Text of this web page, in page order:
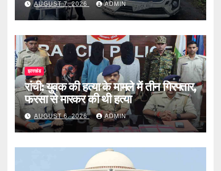
AUGUST 7, 2026 ADMIN
झारखंड
रांची: युवक की हत्या के मामले में तीन गिरफ्तार,
फरसा से मारकर की थी हत्या
AUGUST 6, 2026 ADMIN